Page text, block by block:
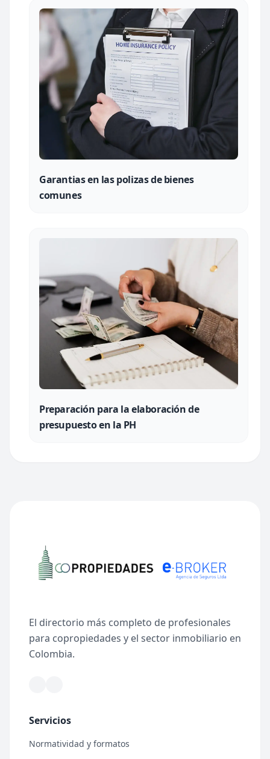
Garantias en las polizas de bienes
comunes
Preparación para la elaboración de
presupuesto en la PH
El directorio más completo de profesionales
para copropiedades y el sector inmobiliario en
Colombia.
Servicios
Normatividad y formatos